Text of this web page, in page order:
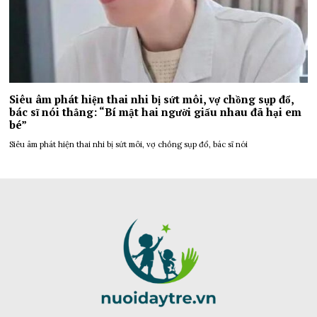
Siêu âm phát hiện thai nhi bị sứt môi, vợ chồng sụp đổ,
bác sĩ nói thẳng: “Bí mật hai người giấu nhau đã hại em
bé”
Siêu âm phát hiện thai nhi bị sứt môi, vợ chồng sụp đổ, bác sĩ nói